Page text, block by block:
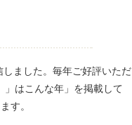
ました。毎年ご好評いただ
」はこんな年」を掲載して
す。